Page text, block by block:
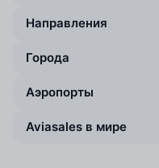
Направления
Города
Аэропорты
Aviasales в мире